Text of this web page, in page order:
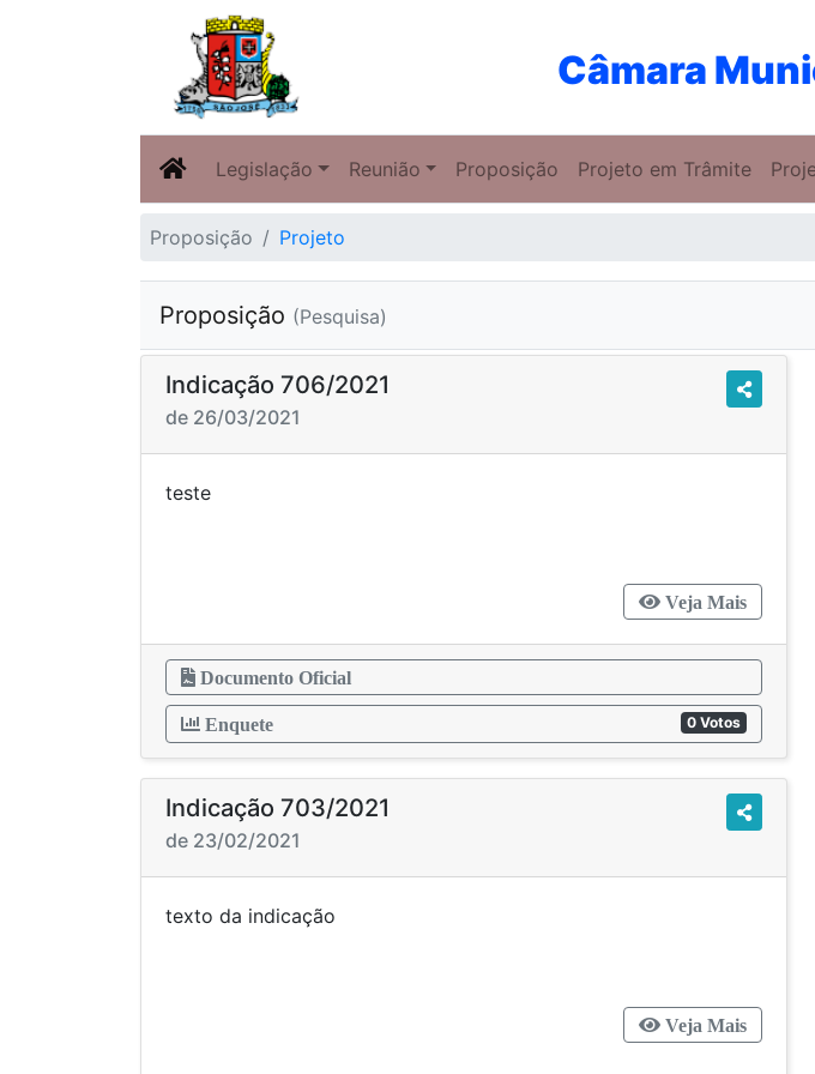
Câmara
Legislação Reunião Proposição Projeto em Trâmite
Proposição Projeto
Proposição (Pesquisa)
Indicação 706/2021
de 26/03/2021
teste
Veja Mais
Documento Oficial
Enquete 0 Votos
Indicação 703/2021
de 23/02/2021
texto da indicação
Veja Mais